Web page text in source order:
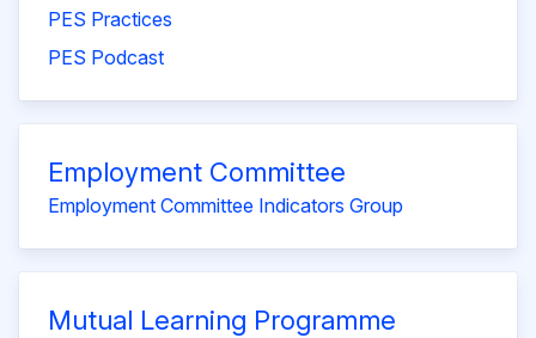
PES Practices
PES Podcast
Employment Committee
Employment Committee Indicators Group
Mutual Learning Programme